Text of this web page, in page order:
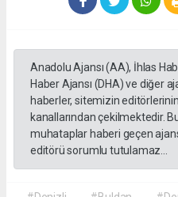
Anadolu Ajansı (AA), İhlas
Haber Ajansı (DHA) ve diğer
haberler, sitemizin
kanallarından çekilmektedir.
muhataplar haberi geçen
editörü sorumlu tutulamaz...